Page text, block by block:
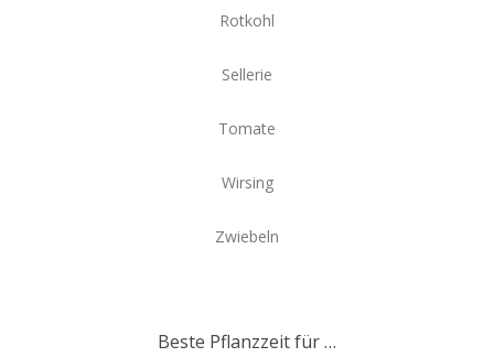
Rotkohl
Sellerie
Tomate
Wirsing
Zwiebeln
Beste Pflanzzeit für …